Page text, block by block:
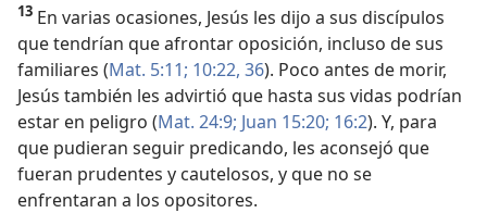
13 En varias ocasiones, Jesús les dijo a sus discípulos
que tendrían que afrontar oposición, incluso de sus
familiares (Mat. 5:11; 10:22, 36). Poco antes de morir,
Jesús también les advirtió que hasta sus vidas podrían
estar en peligro (Mat. 24:9; Juan 15:20; 16:2). Y, para
que pudieran seguir predicando, les aconsejó que
fueran prudentes y cautelosos, y que no se
enfrentaran a los opositores.